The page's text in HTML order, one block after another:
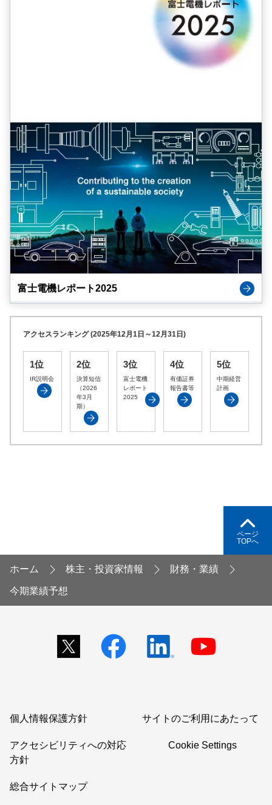
富士電機レポート2025
アクセスランキング (2025年12月1日～12月31日)
1位
IR説明会
2位
決算短信
（2026
年3月
期）
3位
富士電機
レポート
2025
4位
有価証券
報告書等
5位
中期経営
計画
ページ
TOPへ
ホーム 株主・投資家情報 財務・業績
今期業績予想
個人情報保護方針 サイトのご利用にあたって
アクセシビリティへの対応
方針
Cookie Settings
総合サイトマップ